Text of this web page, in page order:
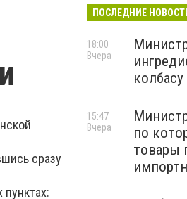
сразу
ПОСЛЕДНИЕ
18:00
Вчера
по
товары
15:47
Вчера